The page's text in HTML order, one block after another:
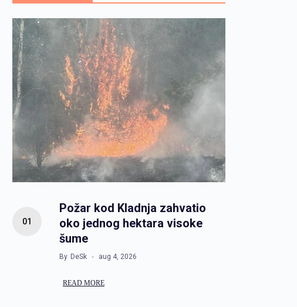
Požar kod Kladnja zahvatio
oko jednog hektara visoke
šume
By DeSk aug 4, 2026
READ MORE